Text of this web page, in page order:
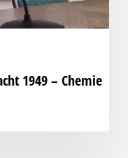
1949 – Chemie